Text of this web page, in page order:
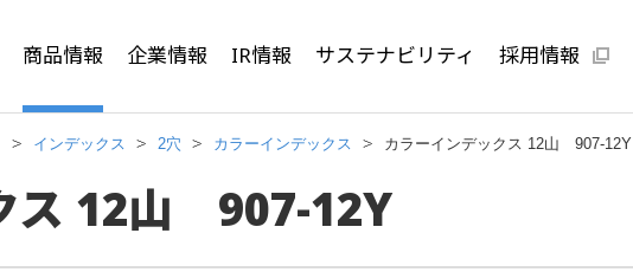
商品情報 企業情報 IR情報 サステナビリティ 採用情報
インデックス 2穴 カラーインデックス カラーインデックス 12山 907-12Y
ス 12山 907-12Y